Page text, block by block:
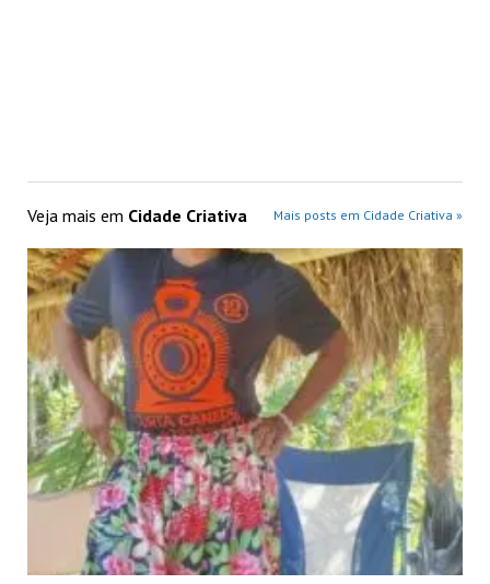
Veja mais em Cidade Criativa Mais posts em Cidade Criativa »